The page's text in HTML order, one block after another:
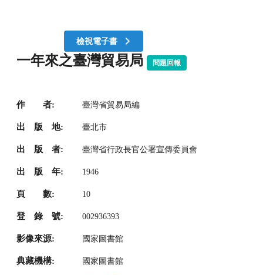
檢視電子書
一年來之臺灣貿易局 問題回報
作 者: 臺灣省貿易局編
出 版 地: 臺北市
出 版 者: 臺灣省行政長官公署宣傳委員會
出 版 年: 1946
頁 數: 10
登 錄 號: 002936393
影像來源: 國家圖書館
典藏機構: 國家圖書館